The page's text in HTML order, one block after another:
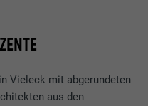
Vieleck mit abgerundeten
aus den